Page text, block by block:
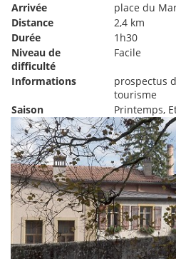
Arrivée
place du
Distance
2,4 km
Durée
1h30
Niveau de
difficulté
Facile
Informations
prospectus
tourisme
Saison
Printemps,